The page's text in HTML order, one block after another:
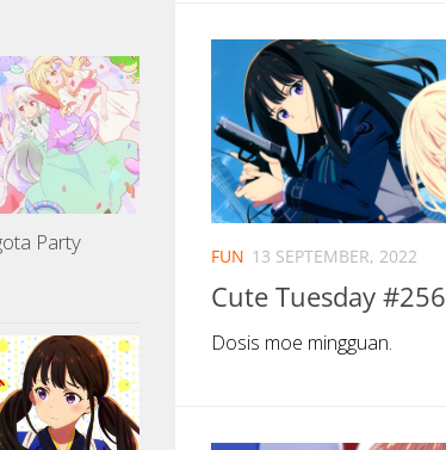
FUN 13 SEPTEMBER, 2022
Cute Tuesday #256
Dosis moe mingguan.
Party